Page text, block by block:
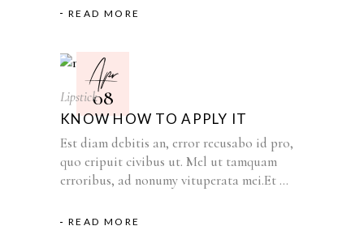
READ MORE
Apr
08
Lipstick
KNOW HOW TO APPLY IT
Est diam debitis an, error recusabo id pro,
quo eripuit civibus ut. Mel ut tamquam
erroribus, ad nonumy vituperata mei.Et
READ MORE